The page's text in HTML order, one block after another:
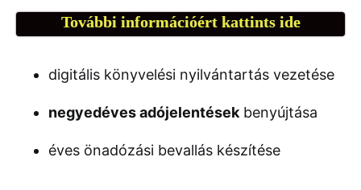
További információért kattints ide
digitális könyvelési nyilvántartás vezetése
negyedéves adójelentések benyújtása
éves önadózási bevallás készítése